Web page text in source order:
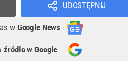
UDOSTĘPNIJ
w Google News
źródło w Google